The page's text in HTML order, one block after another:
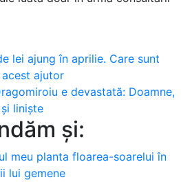
lei ajung în aprilie. Care sunt
ajutor
e devastată: Doamne,
liniște
și:
meu planta floarea-soarelui în
lui gemene